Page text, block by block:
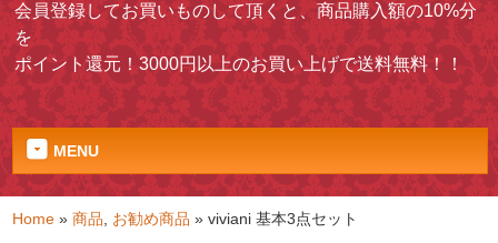
会員登録してお買いものして頂くと、商品購入額の10%分
を
ポイント還元！3000円以上のお買い上げで送料無料！！
MENU
Home »商品, お勧め商品 »viviani 基本3点セット